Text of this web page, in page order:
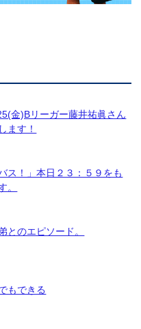
金)Bリーガー藤井祐眞さん
ます！
ス！」本日２３：５９をも
。
とのエピソード。
もできる